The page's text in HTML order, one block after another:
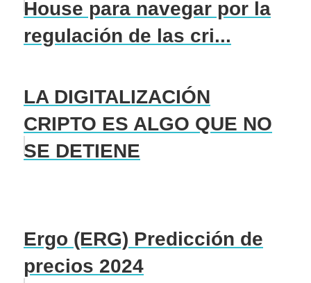
House para navegar por la
regulación de las cri...
LA DIGITALIZACIÓN
CRIPTO ES ALGO QUE NO
SE DETIENE
Ergo (ERG) Predicción de
precios 2024